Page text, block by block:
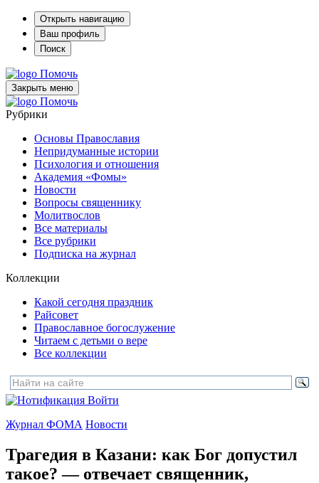
Открыть навигацию
Ваш профиль
Поиск
Помочь
Закрыть меню
Помочь
Рубрики
Основы Православия
Непридуманные истории
Психология и отношения
Академия «Фомы»
Новости
Вопросы священнику
Молитвослов
Все материалы
Все рубрики
Подписка на журнал
Коллекции
Какой сегодня праздник
Райсовет
Православное богослужение
Читаем с детьми о вере
Все коллекции
Войти
Журнал ФОМА Новости
Трагедия в Казани: как Бог допустил
такое? — отвечает священник,